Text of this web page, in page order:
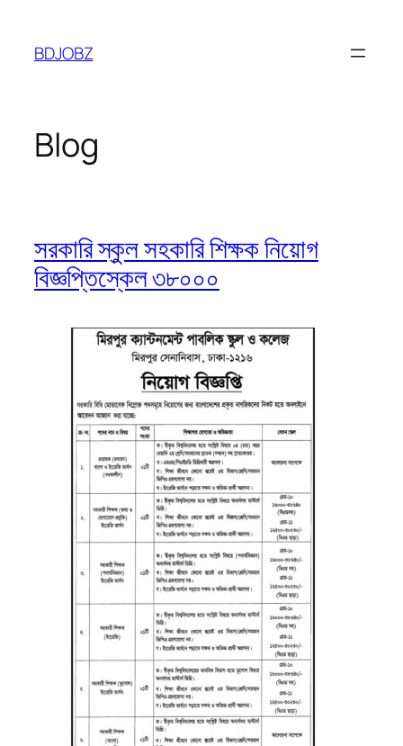
content
BDJOBZ
Blog
সরকারি স্কুল সহকারি শিক্ষক নিয়োগ
বিজ্ঞপ্তিস্কেল ৩৮০০০